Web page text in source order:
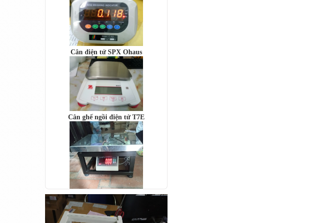
Cân điện tử SPX Ohaus
Cân ghế ngồi điện tử T7E
Cân bàn điện tử DI-28SS